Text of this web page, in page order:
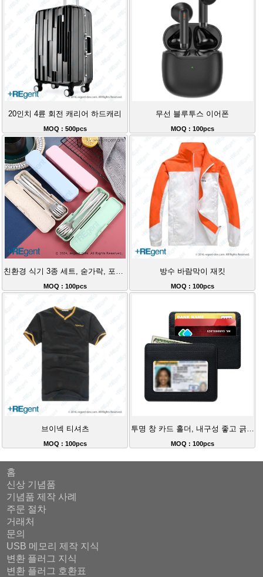
20인치 4륜 회전 캐리어 하드캐리
MOQ : 500pcs
무선 블루투스 이어폰
MOQ : 100pcs
친환경 식기 3종 세트, 숟가락, 포크, 젓가락
MOQ : 100pcs
방수 바람막이 재킷
MOQ : 100pcs
브이넥 티셔츠
MOQ : 100pcs MOQ : 100pcs
홈
신상 기념품
기념품 제작 사례
주문 절차
거래처
문의
USB 메모리 제작 지식
변환 플러그 지식
변환 플러그 호환표